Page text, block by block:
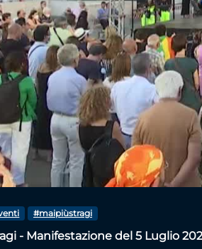
#maipiùstragi
- Manifestazione del 5 Luglio